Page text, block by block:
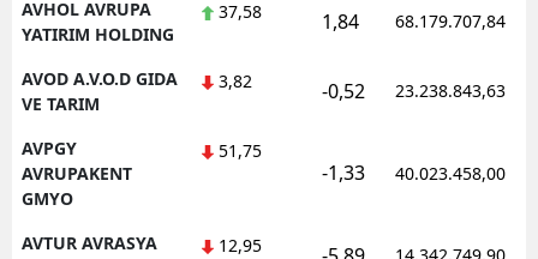
AVHOL AVRUPA
YATIRIM HOLDING
37,58 1,84 68.179.707,84
AVOD A.V.O.D GIDA
VE TARIM
3,82 -0,52 23.238.843,63
AVPGY
AVRUPAKENT
GMYO
51,75
-1,33 40.023.458,00
AVTUR AVRASYA
12,95